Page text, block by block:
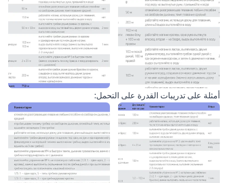
أمثلة على تدريبات القدرة على التحمل: